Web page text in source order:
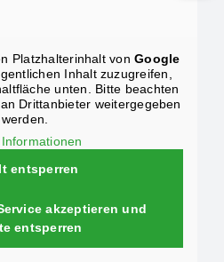
Platzhalterinhalt vonGoogle
Inhalt zuzugreifen,
unten. Bitte beachten
Drittanbieter weitergegeben
werden.
entsperren
akzeptieren und
entsperren